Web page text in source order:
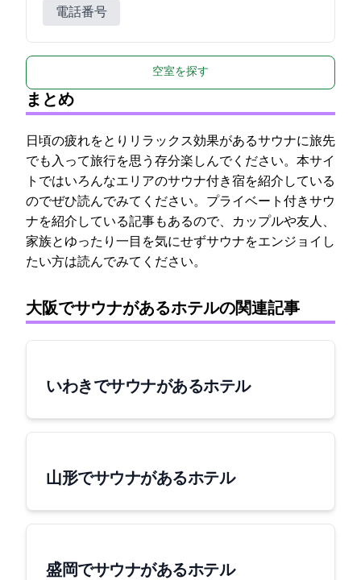
電話番号
空室を探す
まとめ
日頃の疲れをとりリラックス効果があるサウナに旅先
でも入って旅行を思う存分楽しんでください。本サイ
トではいろんなエリアのサウナ付き宿を紹介している
のでぜひ読んでみてください。プライベート付きサウ
ナを紹介している記事もあるので、カップルや友人、
家族とゆったり一目を気にせずサウナをエンジョイし
たい方は読んでみてください。
大阪でサウナがあるホテルの関連記事
いわきでサウナがあるホテル
山形でサウナがあるホテル
盛岡でサウナがあるホテル